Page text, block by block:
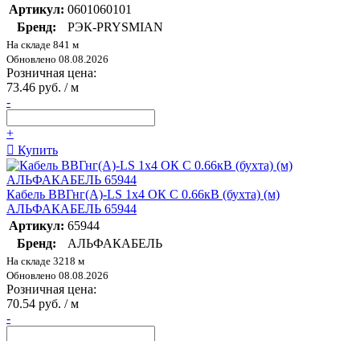
Артикул: 0601060101
Бренд:
РЭК-PRYSMIAN
На складе 841 м
Обновлено 08.08.2026
Розничная цена:
73.46 руб. / м
-
+
Купить
Кабель ВВГнг(А)-LS 1х4 ОК С 0.66кВ (бухта) (м)
АЛЬФАКАБЕЛЬ 65944
Артикул: 65944
Бренд:
АЛЬФАКАБЕЛЬ
На складе 3218 м
Обновлено 08.08.2026
Розничная цена:
70.54 руб. / м
-